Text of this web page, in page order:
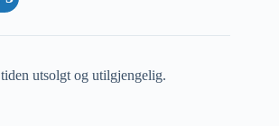
utsolgt og utilgjengelig.